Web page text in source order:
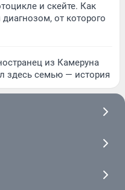
и скейте. Как
от которого
из Камеруна
здесь семью — история